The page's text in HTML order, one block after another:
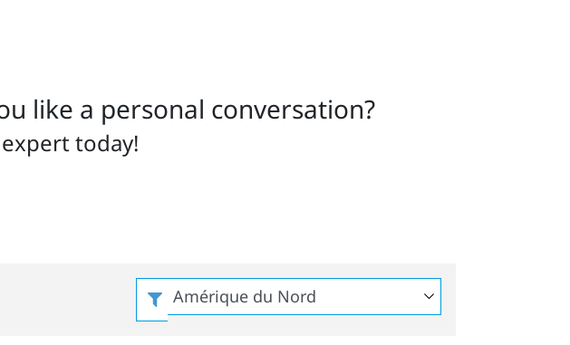
like a personal conversation?
today!